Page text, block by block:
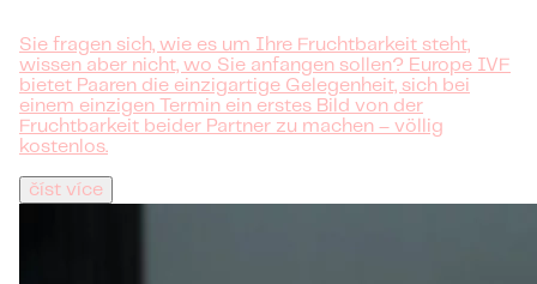
Sie fragen sich, wie es um Ihre Fruchtbarkeit steht,
wissen aber nicht, wo Sie anfangen sollen? Europe IVF
bietet Paaren die einzigartige Gelegenheit, sich bei
einem einzigen Termin ein erstes Bild von der
Fruchtbarkeit beider Partner zu machen – völlig
kostenlos.
číst více